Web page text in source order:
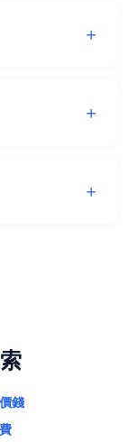
平，短約（12
，建議根據你
特價方案可能
WiFi 系
，值得比較。
錢